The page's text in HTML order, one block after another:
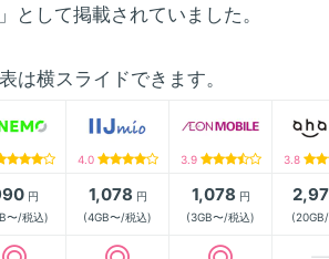
として掲載されていました。
は横スライドできます。
4.0 3.9 3.8
円
〜/税込)
1,078 円
(4GB〜/税込)
1,078 円
(3GB〜/税込)